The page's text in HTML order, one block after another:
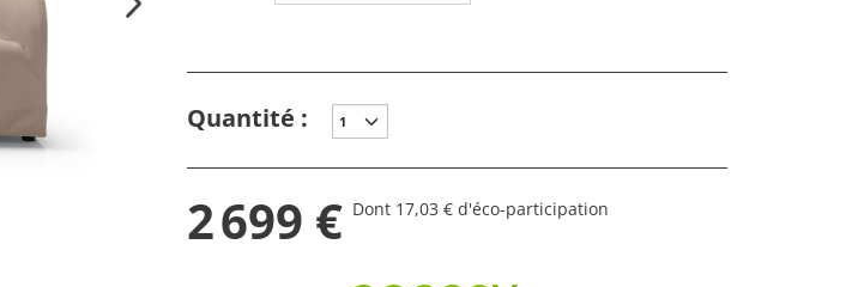
Quantité :
2 699 € Dont 17,03 € d'éco-participation